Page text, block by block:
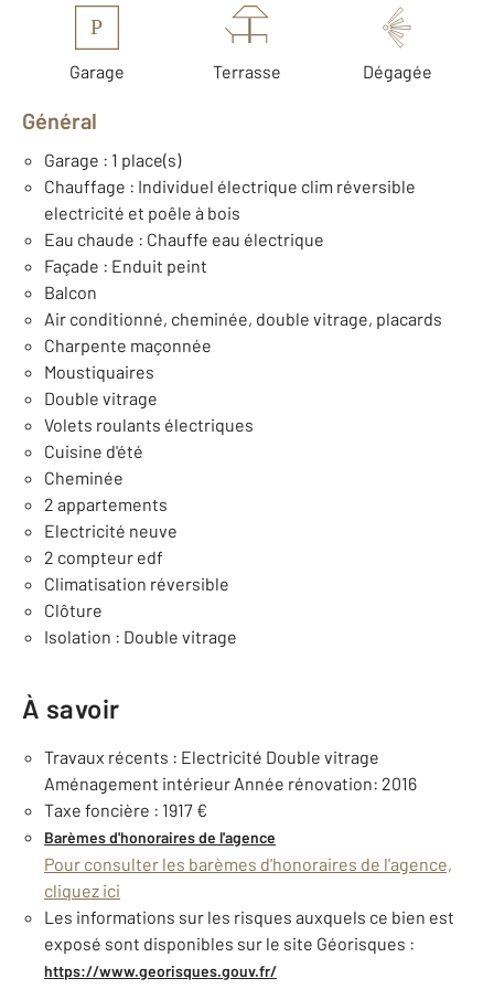
P
Garage Terrasse Dégagée
Général
Garage : 1 place(s)
Chauffage : Individuel électrique clim réversible
electricité et poêle à bois
Eau chaude : Chauffe eau électrique
Façade : Enduit peint
Balcon
Air conditionné, cheminée, double vitrage, placards
Charpente maçonnée
Moustiquaires
Double vitrage
Volets roulants électriques
Cuisine d'été
Cheminée
2 appartements
Electricité neuve
2 compteur edf
Climatisation réversible
Clôture
Isolation : Double vitrage
À savoir
Travaux récents : Electricité Double vitrage
Aménagement intérieur Année rénovation: 2016
Taxe foncière : 1917 €
Barèmes d'honoraires de l'agence
Pour consulter les barèmes d'honoraires de l'agence,
cliquez ici
Les informations sur les risques auxquels ce bien est
exposé sont disponibles sur le site Géorisques :
https://www.georisques.gouv.fr/